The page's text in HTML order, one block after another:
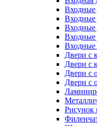
Входные
Входные
Входные
Входные
Входные
Двери с
Двери с
Двери с
Двери с
Рисунок